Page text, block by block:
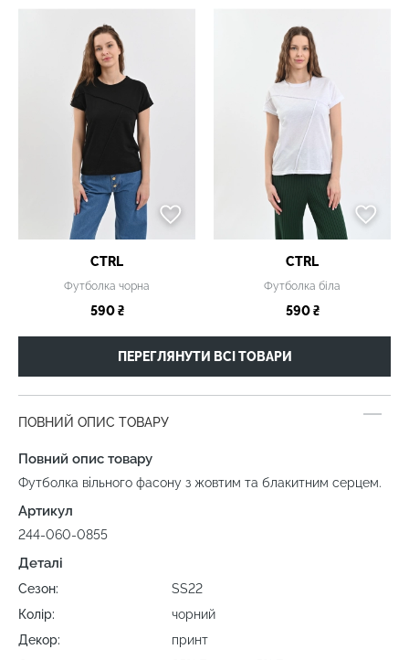
CTRL
Футболка чорна
590 ₴
CTRL
Футболка біла
590 ₴
ПЕРЕГЛЯНУТИ ВСІ ТОВАРИ
ПОВНИЙ ОПИС ТОВАРУ
Повний опис товару
Футболка вільного фасону з жовтим та блакитним серцем.
Артикул
244-060-0855
Деталі
Сезон:
SS22
Колір:
чорний
Декор:
принт